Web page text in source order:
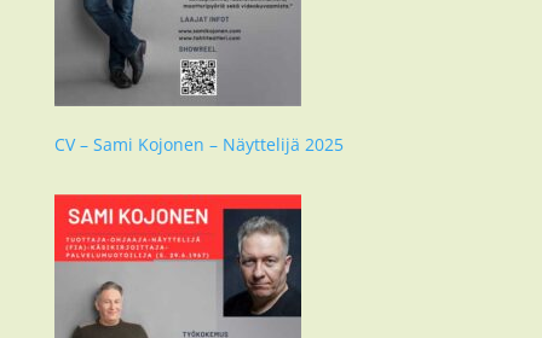
CV – Sami Kojonen – Näyttelijä 2025